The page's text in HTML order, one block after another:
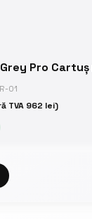
Pro Cartuș
01
TVA 962 lei)